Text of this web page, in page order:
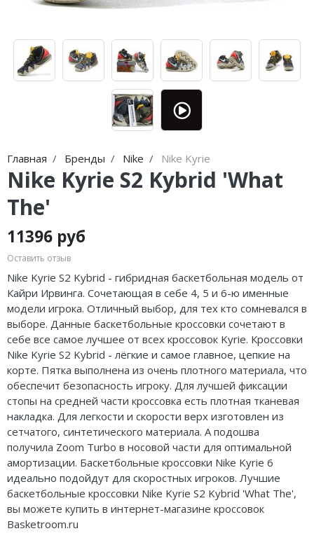
Главная Бренды Nike Nike Kyrie
Nike Kyrie S2 Kybrid 'What
The'
11396 руб
Оставить отзыв
Nike Kyrie S2 Kybrid - гибридная баскетбольная модель от
Кайри Ирвинга. Сочетающая в себе 4, 5 и 6-ю именные
модели игрока. Отличный выбор, для тех кто сомневался в
выборе. Данные баскетбольные кроссовки сочетают в
себе все самое лучшее от всех кроссовок Kyrie. Кроссовки
Nike Kyrie S2 Kybrid - лёгкие и самое главное, цепкие на
корте. Пятка выполнена из очень плотного материала, что
обеспечит безопасность игроку. Для лучшей фиксации
стопы на средней части кроссовка есть плотная тканевая
накладка. Для легкости и скорости верх изготовлен из
сетчатого, синтетического материала. А подошва
получила Zoom Turbo в носовой части для оптимальной
амортизации. Баскетбольные кроссовки Nike Kyrie 6
идеально подойдут для скоростных игроков. Лучшие
баскетбольные кроссовки Nike Kyrie S2 Kybrid 'What The',
вы можете купить в интернет-магазине кроссовок
Basketroom.ru
Air Jordan 312
Air Jordan 38
Air Jordan 37
Air Jordan 36
Air Jordan 1
Air Jordan 3
Air Jordan 4
Air Jordan 5
Air Jordan 6
Air Jordan 7
Air Jordan 10
Air Jordan 11
Air Jordan 12
Air Jordan 13
adidas Gazelle
adidas adiFOM
adidas Adizero
adidas Harden
adidas Dame
adidas AE
Adidas Yeezy Boost 350 V2